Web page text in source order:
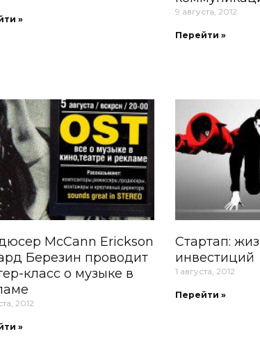
»
9 августа, 2012
Перейти »
McCann Erickson
Березин проводит
класс о музыке в
2012
»
Стартап:
инвестиций
1 августа, 2012
Перейти »